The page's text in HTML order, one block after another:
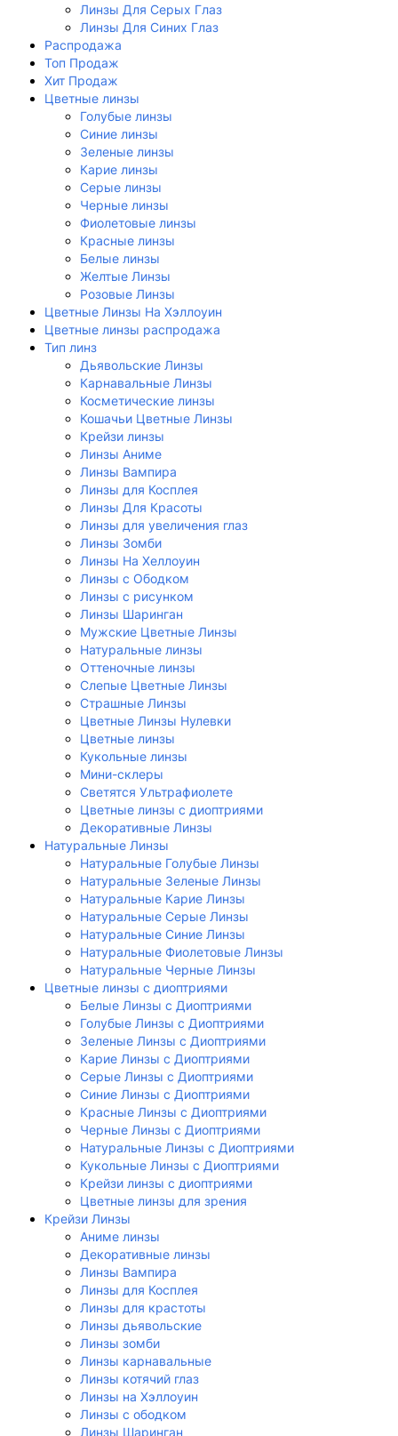
Линзы Для Серых Глаз
Линзы Для Синих Глаз
Распродажа
Топ Продаж
Хит Продаж
Цветные линзы
Голубые линзы
Синие линзы
Зеленые линзы
Карие линзы
Серые линзы
Черные линзы
Фиолетовые линзы
Красные линзы
Белые линзы
Желтые Линзы
Розовые Линзы
Цветные Линзы На Хэллоуин
Цветные линзы распродажа
Тип линз
Дьявольские Линзы
Карнавальные Линзы
Косметические линзы
Кошачьи Цветные Линзы
Крейзи линзы
Линзы Аниме
Линзы Вампира
Линзы для Косплея
Линзы Для Красоты
Линзы для увеличения глаз
Линзы Зомби
Линзы На Хеллоуин
Линзы с Ободком
Линзы с рисунком
Линзы Шаринган
Мужские Цветные Линзы
Натуральные линзы
Оттеночные линзы
Слепые Цветные Линзы
Страшные Линзы
Цветные Линзы Нулевки
Цветные линзы
Кукольные линзы
Мини-склеры
Светятся Ультрафиолете
Цветные линзы с диоптриями
Декоративные Линзы
Натуральные Линзы
Натуральные Голубые Линзы
Натуральные Зеленые Линзы
Натуральные Карие Линзы
Натуральные Серые Линзы
Натуральные Синие Линзы
Натуральные Фиолетовые Линзы
Натуральные Черные Линзы
Цветные линзы с диоптриями
Белые Линзы с Диоптриями
Голубые Линзы с Диоптриями
Зеленые Линзы с Диоптриями
Карие Линзы с Диоптриями
Серые Линзы с Диоптриями
Синие Линзы с Диоптриями
Красные Линзы с Диоптриями
Черные Линзы с Диоптриями
Натуральные Линзы с Диоптриями
Кукольные Линзы с Диоптриями
Крейзи линзы с диоптриями
Цветные линзы для зрения
Крейзи Линзы
Аниме линзы
Декоративные линзы
Линзы Вампира
Линзы для Косплея
Линзы для крастоты
Линзы дьявольские
Линзы зомби
Линзы карнавальные
Линзы котячий глаз
Линзы на Хэллоуин
Линзы с ободком
Линзы Шаринган